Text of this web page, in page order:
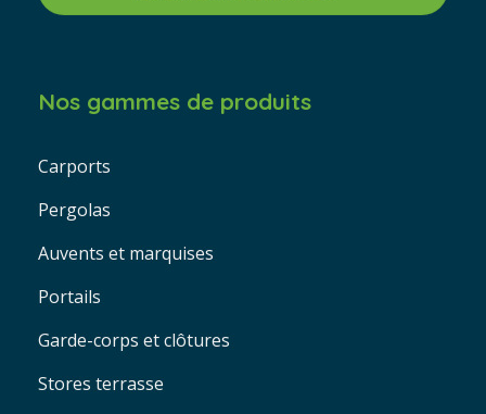
Nos gammes de produits
Carports
Pergolas
Auvents et marquises
Portails
Garde-corps et clôtures
Stores terrasse